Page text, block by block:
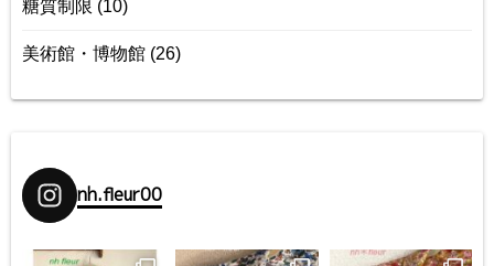
糖質制限 (10)
美術館・博物館 (26)
nh.fleur00